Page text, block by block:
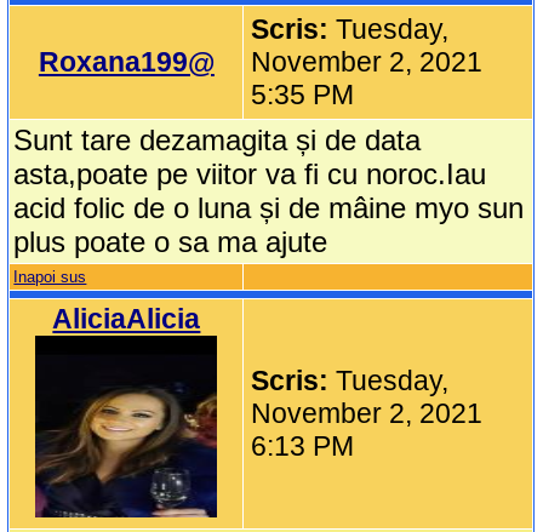
Roxana199@
Scris:Tuesday,
November 2, 2021
5:35 PM
Sunt tare dezamagita și de data
asta,poate pe viitor va fi cu noroc.Iau
acid folic de o luna și de mâine myo sun
plus poate o sa ma ajute
Inapoi sus
AliciaAlicia
Scris:Tuesday,
November 2, 2021
6:13 PM